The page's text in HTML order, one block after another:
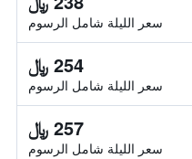
سعر الليلة شامل الرسوم
254 ﷼
سعر الليلة شامل الرسوم
257 ﷼
سعر الليلة شامل الرسوم